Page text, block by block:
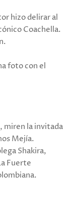
hizo delirar al
Coachella.
foto con el
miren la invitada
Mejía.
Shakira,
Fuerte